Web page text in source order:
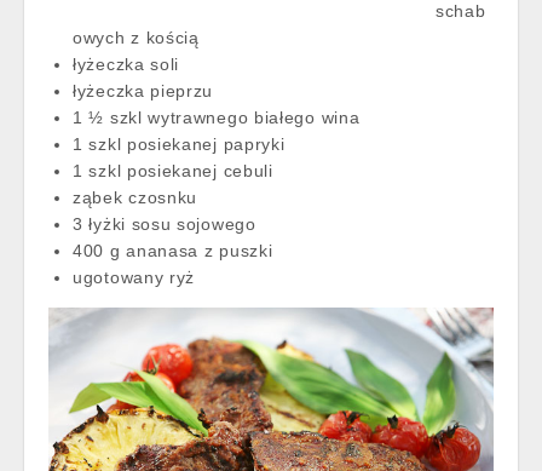
schab
owych z kością
łyżeczka soli
łyżeczka pieprzu
1 ½ szkl wytrawnego białego wina
1 szkl posiekanej papryki
1 szkl posiekanej cebuli
ząbek czosnku
3 łyżki sosu sojowego
400 g ananasa z puszki
ugotowany ryż